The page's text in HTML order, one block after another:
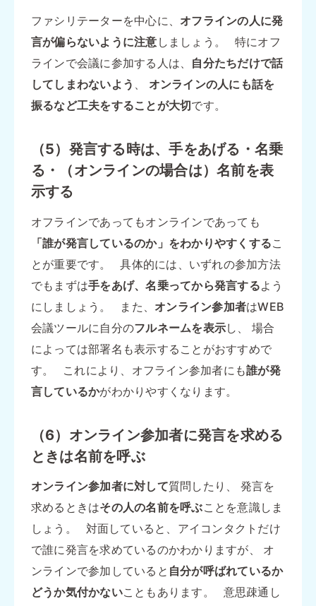
ファシリテーターを中心に、 オフラインの人に発
言が偏らないように注意 しましょう。 特にオフ
ラインで会議に参加する人は、 自分たちだけで話
してしまわないよう
オンラインの人にも話を
振るなど工夫をすることが大切です。
（5）発言する時は、手をあげる・名乗
る・（オンラインの場合は）名前を表
示する
オフラインであってもオンラインであっても
「誰が発言しているのか」をわかりやすくするこ
とが重要です。 具体的には、いずれの参加方法
でもまずは手をあげ、名乗ってから発言するよう
にしましょう。 また、 オンライン参加者はWEB
会議ツールに自分のフルネームを表示し、 場合
によっては部署名も表示することがおすすめで
す。 これにより、オフライン参加者にも誰が発
言しているかがわかりやすくなります。
（6）オンライン参加者に発言を求める
ときは名前を呼ぶ
オンライン参加者に対して質問したり、 発言を
求めるときはその人の名前を呼ぶことを意識しま
しょう。 対面していると、アイコンタクトだけ
で誰に発言を求めているのかわかりますが、 オ
ンラインで参加していると 自分が呼ばれているか
どうか気付かないこともあります。 意思疎通し